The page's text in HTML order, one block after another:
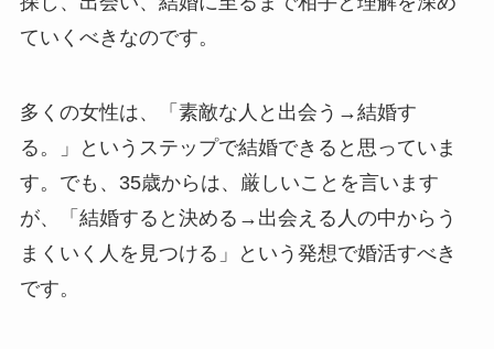
ていくべきなのです。
多くの女性は、「素敵な人と出会う→結婚す
る。」というステップで結婚できると思っていま
す。でも、35歳からは、厳しいことを言います
が、「結婚すると決める→出会える人の中からう
まくいく人を見つける」という発想で婚活すべき
です。